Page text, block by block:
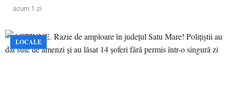
acum 1 zi
LOCALE